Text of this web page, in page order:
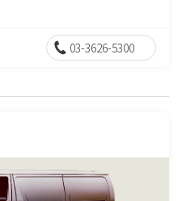
03-3626-5300